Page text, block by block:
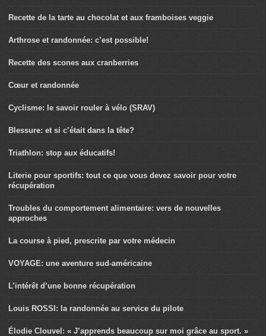
Recette de la tarte au chocolat et aux framboises veggie
Arthrose et randonnée: c’est possible!
Recette des scones aux cranberries
Cœur et randonnée
Cyclisme: le savoir rouler à vélo (SRAV)
Blessure: et si c’était dans la tête?
Triathlon: stop aux éducatifs!
Literie pour sportifs: tout ce que vous devez savoir pour votre
récupération
Troubles du comportement alimentaire: vers de nouvelles
approches
La course à pied, prescrite par votre médecin
VOYAGE: une aventure sud-américaine
L’intérêt d’une bonne récupération
Louis ROSSI: la randonnée au service du pilote
Élodie Clouvel: « J’apprends beaucoup sur moi grâce au sport. »